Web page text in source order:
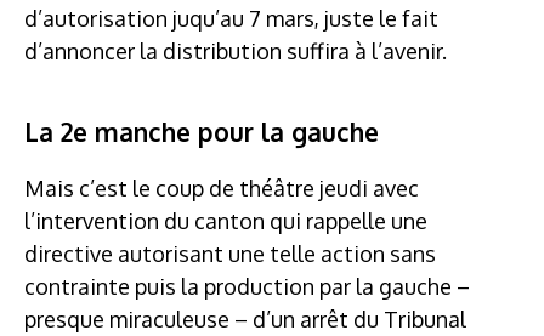
d’autorisation juqu’au 7 mars, juste le fait
d’annoncer la distribution suffira à l’avenir.
La 2e manche pour la gauche
Mais c’est le coup de théâtre jeudi avec
l’intervention du canton qui rappelle une
directive autorisant une telle action sans
contrainte puis la production par la gauche –
presque miraculeuse – d’un arrêt du Tribunal